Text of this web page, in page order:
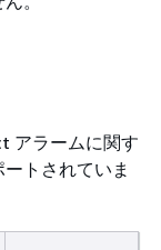
アラームに関す
トされていま